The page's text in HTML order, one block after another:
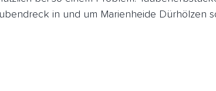
in und um Marienheide Dürhölzen